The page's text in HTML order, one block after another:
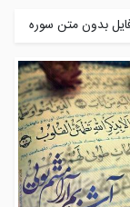
بدون متن سوره